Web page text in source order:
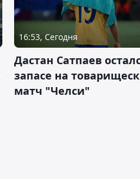
16:53, Сегодня
Дастан Сатпаев
запасе на
матч "Челси"